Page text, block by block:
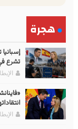
هجرة
إسبانيا
تشرع